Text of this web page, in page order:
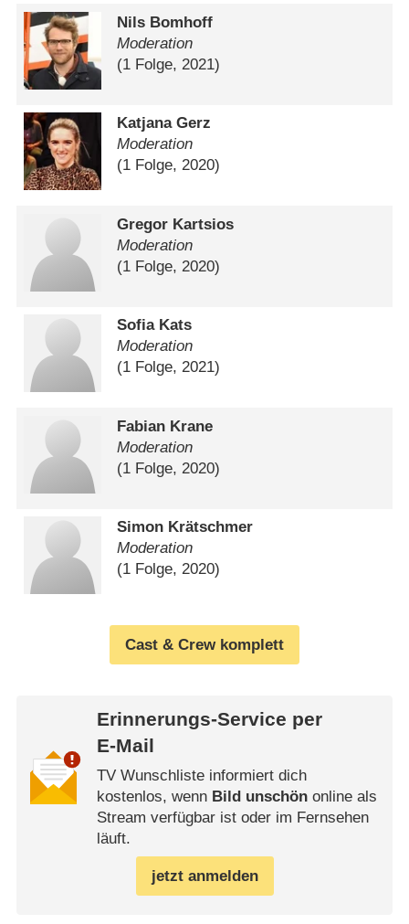
Nils Bomhoff
Moderation
(1 Folge, 2021)
Katjana Gerz
Moderation
(1 Folge, 2020)
Gregor Kartsios
Moderation
(1 Folge, 2020)
Sofia Kats
Moderation
(1 Folge, 2021)
Fabian Krane
Moderation
(1 Folge, 2020)
Simon Krätschmer
Moderation
(1 Folge, 2020)
Cast & Crew komplett
Erinnerungs-Service per
E-Mail
TV Wunschliste informiert dich
kostenlos, wenn Bild unschönonline als
Stream verfügbar ist oder im Fernsehen
läuft.
jetzt anmelden